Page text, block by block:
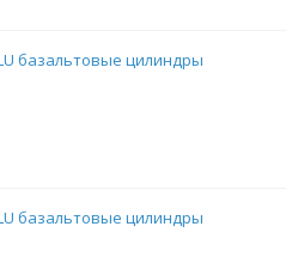
базальтовые цилиндры
базальтовые цилиндры